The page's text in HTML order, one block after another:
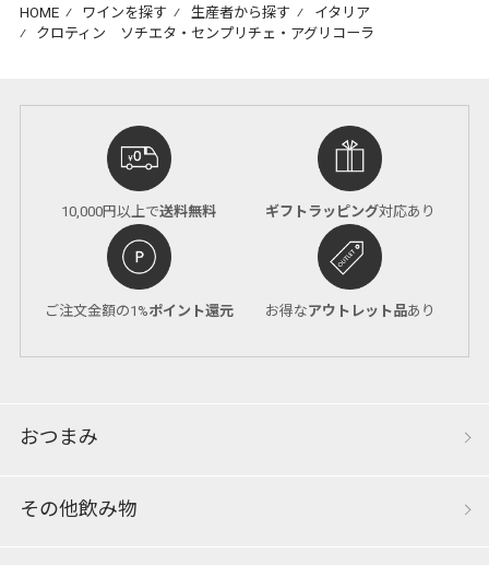
HOME ⁄ ワインを探す ⁄ 生産者から探す ⁄ イタリア
⁄ クロティン ソチエタ・センプリチェ・アグリコーラ
10,000円以上で送料無料 ギフトラッピング対応あり
ご注文金額の1%ポイント還元 お得なアウトレット品あり
おつまみ
その他飲み物